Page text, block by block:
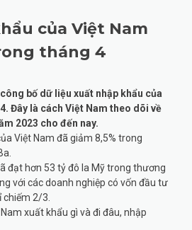
của Việt Nam
tháng 4
bố dữ liệu xuất nhập khẩu của
Đây là cách Việt Nam theo dõi về
2023 cho đến nay.
Việt Nam đã giảm 8,5% trong
đạt hơn 53 tỷ đô la Mỹ trong thương
với các doanh nghiệp có vốn đầu tư
2/3.
xuất khẩu gì và đi đâu, nhập